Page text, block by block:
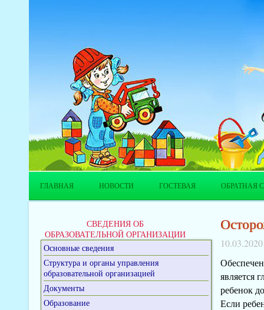
ГЛАВНАЯ НОВОСТИ ГОСТЕВАЯ ОБРАТНАЯ
СВЕДЕНИЯ ОБ
ОБРАЗОВАТЕЛЬНОЙ ОРГАНИЗАЦИИ
Основные сведения
Структура и органы управления
образовательной организацией
Документы
Образование
10.03.2020
является
ребенок
Если